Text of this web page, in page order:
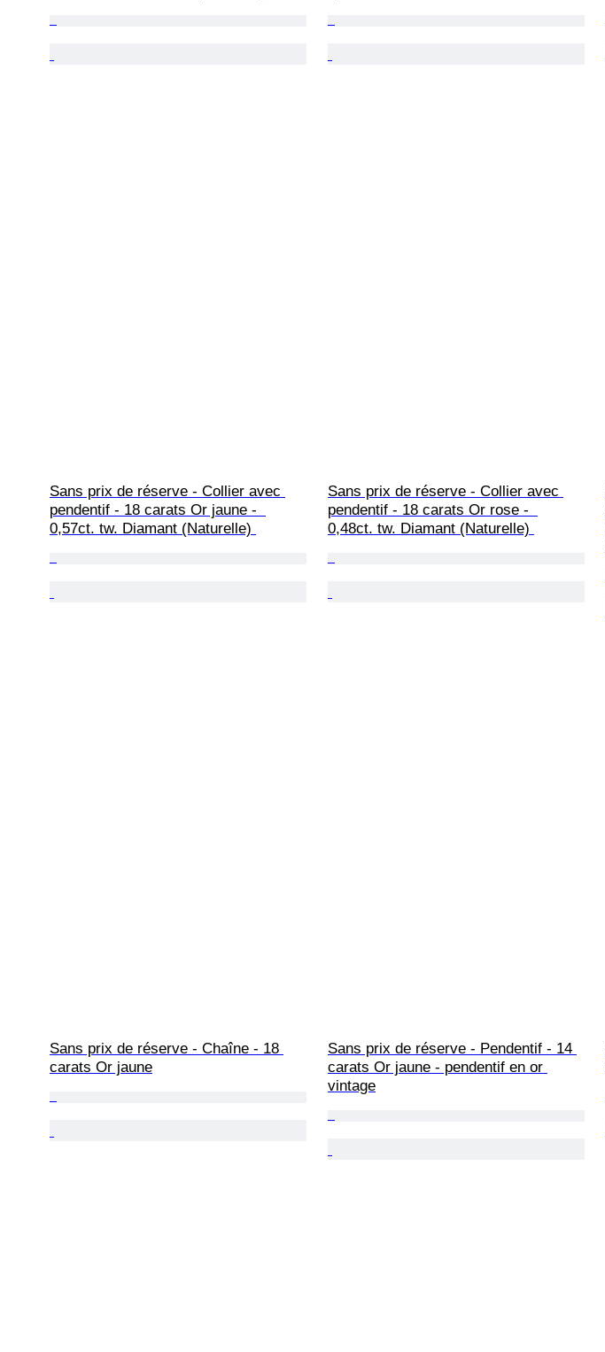
Sans prix de réserve - Collier avec
pendentif - 18 carats Or jaune -
0,57ct. tw. Diamant (Naturelle)
Sans prix de réserve - Collier avec
pendentif - 18 carats Or rose -
0,48ct. tw. Diamant (Naturelle)
Sans prix de réserve - Chaîne - 18
carats Or jaune
Sans prix de réserve - Pendentif - 14
carats Or jaune - pendentif en or
vintage